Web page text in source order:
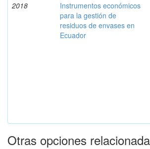
2018
Instrumentos económicos
para la gestión de
residuos de envases en
Ecuador
Otras opciones